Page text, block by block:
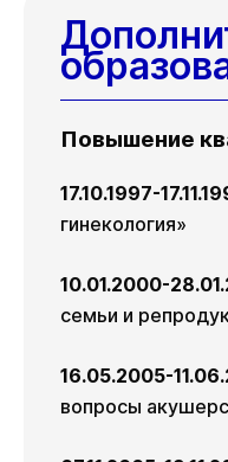
Повышение
17.10.1997-
гинекология»
10.01.2000-
семьи и
16.05.2005-
вопросы